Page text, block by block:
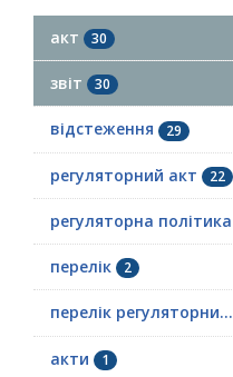
акт 30
звіт 30
відстеження 29
регуляторний акт 22
регуляторна політика
перелік 2
перелік регуляторни...
акти 1